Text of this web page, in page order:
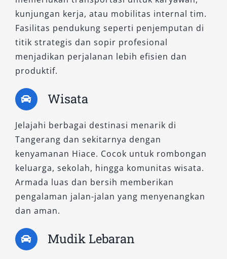
kunjungan kerja, atau mobilitas internal tim.
Fasilitas pendukung seperti penjemputan di
titik strategis dan sopir profesional
menjadikan perjalanan lebih efisien dan
produktif.
Wisata
Jelajahi berbagai destinasi menarik di
Tangerang dan sekitarnya dengan
kenyamanan Hiace. Cocok untuk rombongan
keluarga, sekolah, hingga komunitas wisata.
Armada luas dan bersih memberikan
pengalaman jalan-jalan yang menyenangkan
dan aman.
Mudik Lebaran